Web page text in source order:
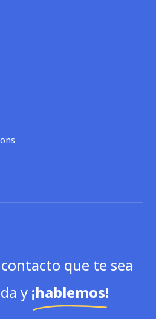
que te sea
y ¡hablemos!